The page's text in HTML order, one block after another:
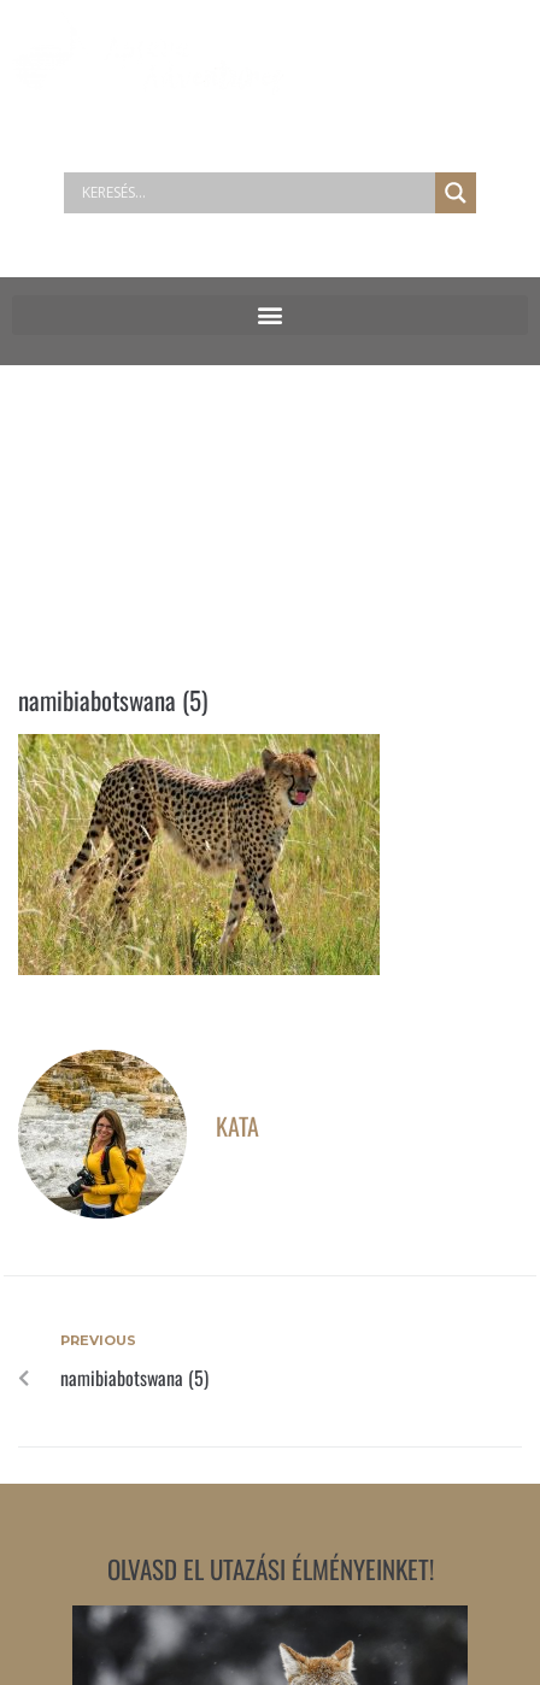
namibiabotswana (5)
KATA
PREVIOUS
namibiabotswana (5)
OLVASD EL UTAZÁSI ÉLMÉNYEINKET!